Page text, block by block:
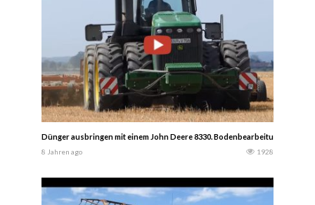
Dünger ausbringen mit einem John Deere 8330. Bodenbearbeitung mit
8 Jahren ago 1928